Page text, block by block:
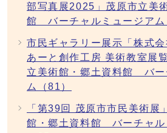
部写真展2025」茂原市立美
館 バーチャルミュージアム
市民ギャラリー展示「株式
あーと創作工房 美術教室展
立美術館・郷土資料館 バー
ム（81）
「第39回 茂原市市民美術展
館・郷土資料館 バーチャル